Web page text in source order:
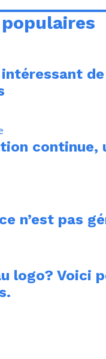
intéressant
continue,
n’est pas
logo? Voici